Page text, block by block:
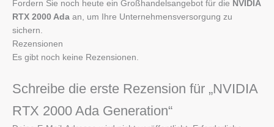
Fordern Sie noch heute ein Großhandelsangebot für die NVIDIA
RTX 2000 Ada an, um Ihre Unternehmensversorgung zu
sichern.
Rezensionen
Es gibt noch keine Rezensionen.
Schreibe die erste Rezension für „NVIDIA
RTX 2000 Ada Generation“